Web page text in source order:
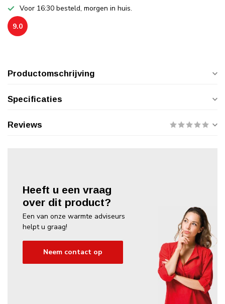
Voor 16:30 besteld, morgen in huis.
9.0
Productomschrijving
Specificaties
Reviews
Heeft u een vraag
over dit product?
Een van onze warmte adviseurs
helpt u graag!
Neem contact op